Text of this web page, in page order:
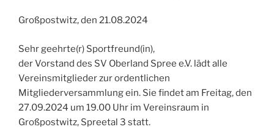
Großpostwitz, den 21.08.2024
Sehr geehrte(r) Sportfreund(in),
der Vorstand des SV Oberland Spree e.V. lädt alle
Vereinsmitglieder zur ordentlichen
Mitgliederversammlung ein. Sie findet am Freitag, den
27.09.2024 um 19.00 Uhr im Vereinsraum in
Großpostwitz, Spreetal 3 statt.